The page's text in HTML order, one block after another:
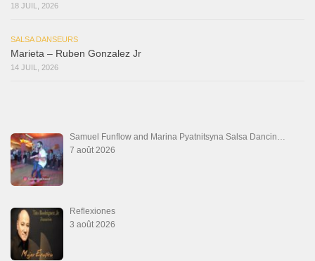
18 JUIL, 2026
SALSA DANSEURS
Marieta – Ruben Gonzalez Jr
14 JUIL, 2026
Samuel Funflow and Marina Pyatnitsyna Salsa Dancin…
7 août 2026
Reflexiones
3 août 2026